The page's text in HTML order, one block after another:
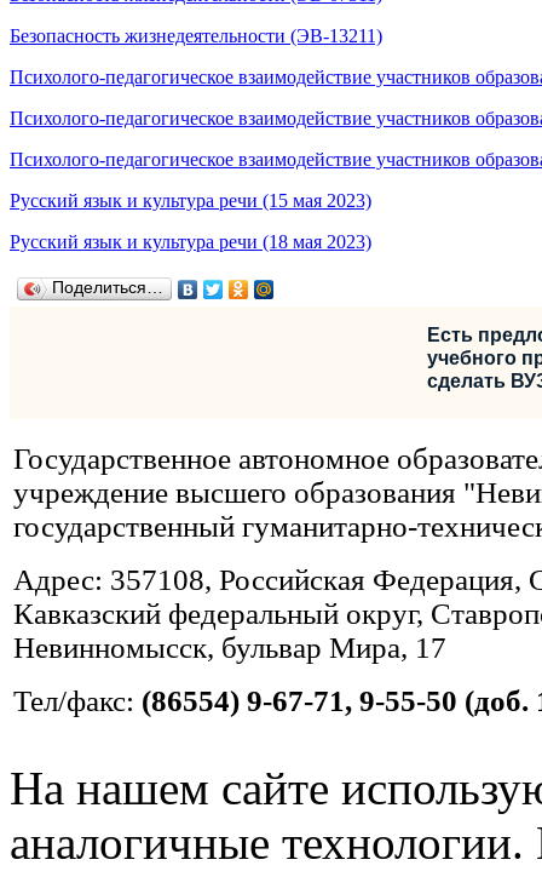
Безопасность жизнедеятельности (ЭВ-13211)
Психолого-педагогическое взаимодействие участников
Психолого-педагогическое взаимодействие участников
Психолого-педагогическое взаимодействие участников
Русский язык и культура речи (15 мая 2023)
Русский язык и культура речи (18 мая 2023)
Поделиться…
Есть
учебного
сделать
Государственное автономное
учреждение высшего образования
государственный гуманитарно-
Адрес: 357108, Российская Федерация,
Кавказский федеральный округ,
Невинномысск, бульвар Мира, 17
Тел/факс: (86554) 9-67-71, 9-55-50 (доб.
На нашем сайте
аналогичные